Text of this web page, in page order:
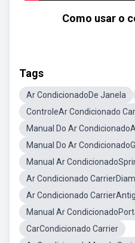
Como usar o
Tags
Ar CondicionadoDe Janela
ControleAr Condicionado
Manual Do Ar
Manual Do Ar
Manual Ar
Ar Condicionado
Ar Condicionado
Manual Ar
CarCondicionado Carrier